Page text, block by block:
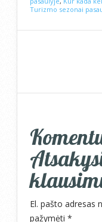
Turizmo sezonai
El. pašto adresas
pažymėti *